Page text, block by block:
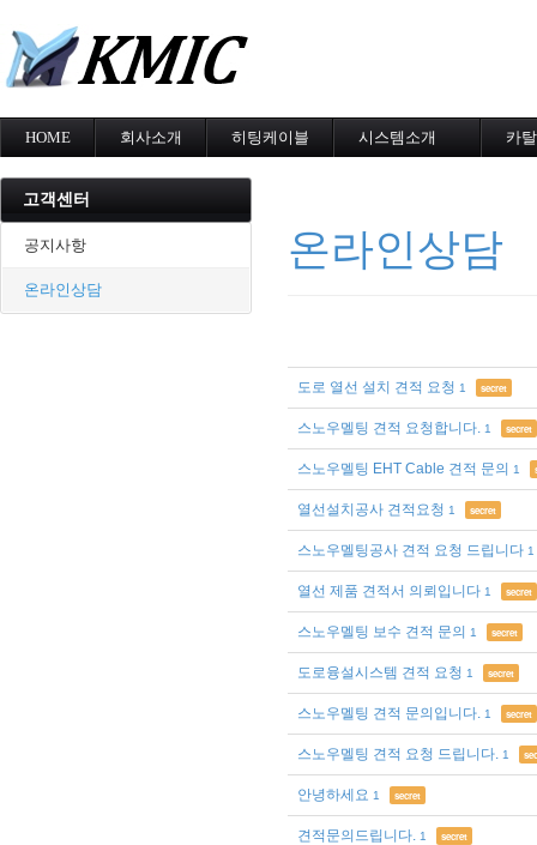
HOME 회사소개 히팅케이블
지붕융설
시스템소개
동파방지
소화배관투입형
카
고객센터
공지사항
온라인상담
온라인상담
도로 열선 설치 견적 요청 1 secret
스노우멜팅 견적 요청합니다. 1 secret
스노우멜팅 EHT Cable 견적 문의 1
열선설치공사 견적요청 1 secret
스노우멜팅공사 견적 요청 드립니다 1
열선 제품 견적서 의뢰입니다 1 secret
스노우멜팅 보수 견적 문의 1 secret
도로융설시스템 견적 요청 1 secret
스노우멜팅 견적 문의입니다. 1 secret
스노우멜팅 견적 요청 드립니다. 1
안녕하세요 1 secret
견적문의드립니다. 1 secret